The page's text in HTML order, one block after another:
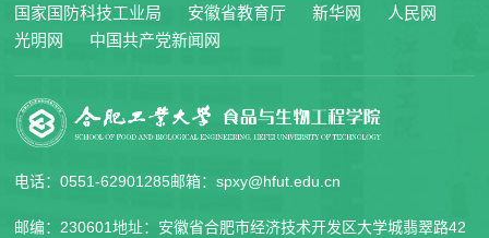
国家国防科技工业局
安徽省教育厅 新华网
人民网
光明网
中国共产党新闻网
电话：0551-62901285邮箱：spxy@hfut.edu.cn
邮编：230601地址：安徽省合肥市经济技术开发区大学城翡翠路42